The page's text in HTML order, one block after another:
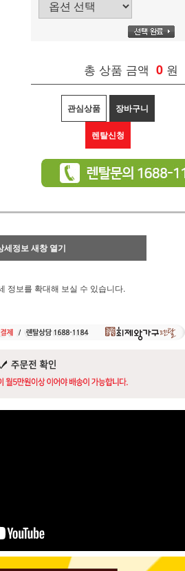
총 상품 금액 0 원
관심상품 장바구니
렌탈신청
세정보 새창 열기
정보를 확대해 보실 수 있습니다.